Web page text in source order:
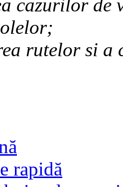
cazurilor de
rutelor si
rapidă